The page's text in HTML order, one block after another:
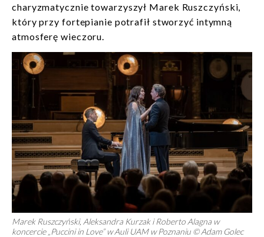
charyzmatycznie towarzyszył Marek Ruszczyński,
który przy fortepianie potrafił stworzyć intymną
atmosferę wieczoru.
Marek Ruszczyński, Aleksandra Kurzak i Roberto Alagna w
koncercie „Puccini in Love” w Auli UAM w Poznaniu © Adam Golec